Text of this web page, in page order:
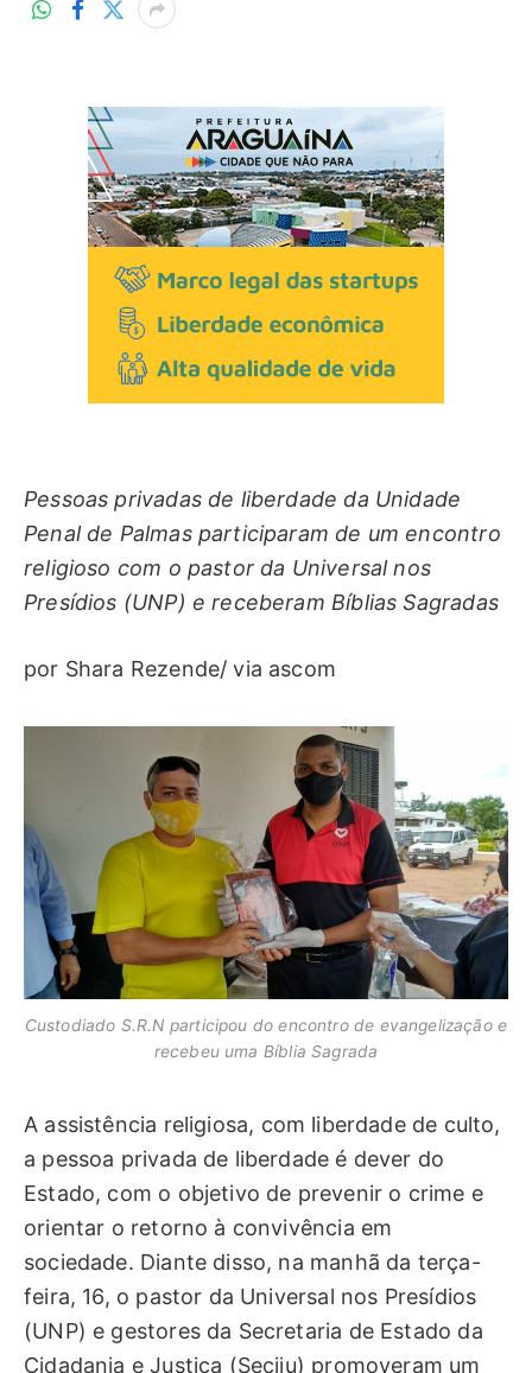
Pessoas privadas de liberdade da Unidade
Penal de Palmas participaram de um encontro
religioso com o pastor da Universal nos
Presídios (UNP) e receberam Bíblias Sagradas
por Shara Rezende/ via ascom
Custodiado S.R.N participou do encontro de evangelização e
recebeu uma Bíblia Sagrada
A assistência religiosa, com liberdade de culto,
a pessoa privada de liberdade é dever do
Estado, com o objetivo de prevenir o crime e
orientar o retorno à convivência em
sociedade. Diante disso, na manhã da terça-
feira, 16, o pastor da Universal nos Presídios
(UNP) e gestores da Secretaria de Estado da
Cidadania e Justiça (Seciju) promoveram um